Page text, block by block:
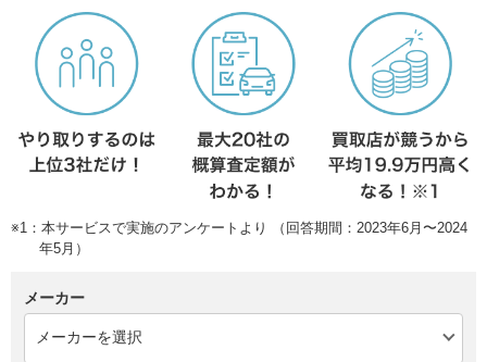
※1：本サービスで実施のアンケートより （回答期間：2023年6月〜2024
年5月）
メーカー